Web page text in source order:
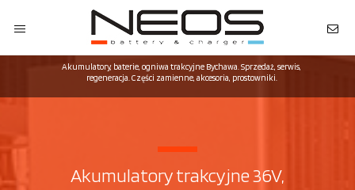
Akumulatory, baterie, ogniwa trakcyjne Bychawa. Sprzedaż, serwis,
regeneracja. Części zamienne, akcesoria, prostowniki.
Akumulatory trakcyjne 36V,